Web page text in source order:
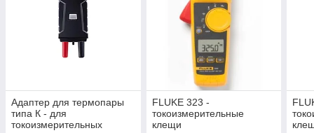
Адаптер для термопары
типа К - для
токоизмерительных
FLUKE 323 -
токоизмерительные
клещи